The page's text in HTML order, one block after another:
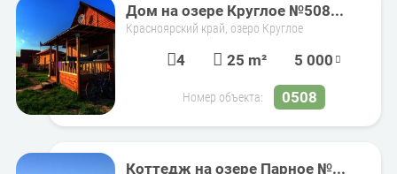
Дом на озере Круглое №508...
Красноярский край, озеро Круглое
4 25 m² 5 000
Номер объекта: 0508
Коттедж на озере Парное №...